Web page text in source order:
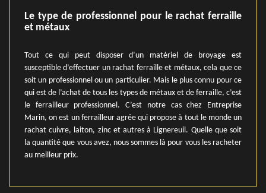
Le type de professionnel pour le rachat ferraille
et métaux
Tout ce qui peut disposer d’un matériel de broyage est
susceptible d’effectuer un rachat ferraille et métaux, cela que ce
soit un professionnel ou un particulier. Mais le plus connu pour ce
qui est de l’achat de tous les types de métaux et de ferraille, c’est
le ferrailleur professionnel. C’est notre cas chez Entreprise
Marin, on est un ferrailleur agrée qui propose à tout le monde un
rachat cuivre, laiton, zinc et autres à Lignereuil. Quelle que soit
la quantité que vous avez, nous sommes là pour vous les racheter
au meilleur prix.